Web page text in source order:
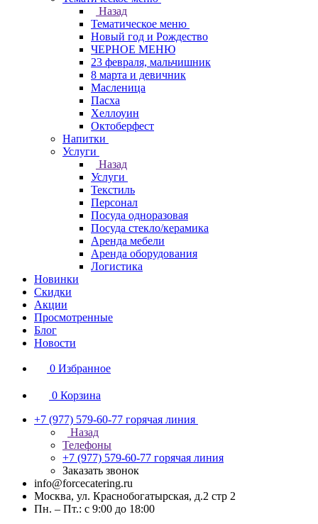
Назад
Тематическое меню
Новый год и Рождество
ЧЕРНОЕ МЕНЮ
23 февраля, мальчишник
8 марта и девичник
Масленица
Пасха
Хеллоуин
Октоберфест
Напитки
Услуги
Назад
Услуги
Текстиль
Персонал
Посуда одноразовая
Посуда стекло/керамика
Аренда мебели
Аренда оборудования
Логистика
Новинки
Скидки
Акции
Просмотренные
Блог
Новости
0 Избранное
0 Корзина
+7 (977) 579-60-77 горячая линия
Назад
Телефоны
+7 (977) 579-60-77 горячая линия
Заказать звонок
info@forcecatering.ru
Москва, ул. Краснобогатырская, д.2 стр 2
Пн. – Пт.: с 9:00 до 18:00